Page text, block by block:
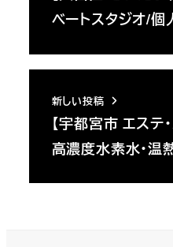
ベートスタジオ/
新しい投稿
【宇都宮市 エステ
高濃度水素水・温